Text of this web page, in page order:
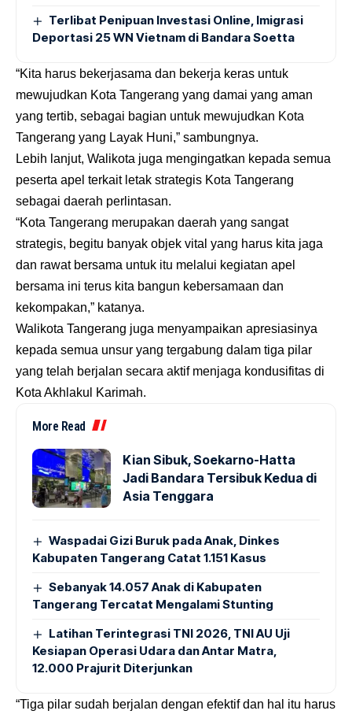
Terlibat Penipuan Investasi Online, Imigrasi
Deportasi 25 WN Vietnam di Bandara Soetta
“Kita harus bekerjasama dan bekerja keras untuk
mewujudkan Kota Tangerang yang damai yang aman
yang tertib, sebagai bagian untuk mewujudkan Kota
Tangerang yang Layak Huni,” sambungnya.
Lebih lanjut, Walikota juga mengingatkan kepada semua
peserta apel terkait letak strategis Kota Tangerang
sebagai daerah perlintasan.
“Kota Tangerang merupakan daerah yang sangat
strategis, begitu banyak objek vital yang harus kita jaga
dan rawat bersama untuk itu melalui kegiatan apel
bersama ini terus kita bangun kebersamaan dan
kekompakan,” katanya.
Walikota Tangerang juga menyampaikan apresiasinya
kepada semua unsur yang tergabung dalam tiga pilar
yang telah berjalan secara aktif menjaga kondusifitas di
Kota Akhlakul Karimah.
More Read
Kian Sibuk, Soekarno-Hatta
Jadi Bandara Tersibuk Kedua di
Asia Tenggara
Waspadai Gizi Buruk pada Anak, Dinkes
Kabupaten Tangerang Catat 1.151 Kasus
Sebanyak 14.057 Anak di Kabupaten
Tangerang Tercatat Mengalami Stunting
Latihan Terintegrasi TNI 2026, TNI AU Uji
Kesiapan Operasi Udara dan Antar Matra,
12.000 Prajurit Diterjunkan
“Tiga pilar sudah berjalan dengan efektif dan hal itu harus